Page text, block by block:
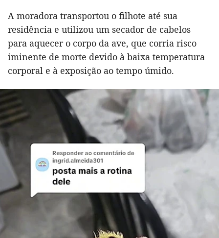
A moradora transportou o filhote até sua
residência e utilizou um secador de cabelos
para aquecer o corpo da ave, que corria risco
iminente de morte devido à baixa temperatura
corporal e à exposição ao tempo úmido.